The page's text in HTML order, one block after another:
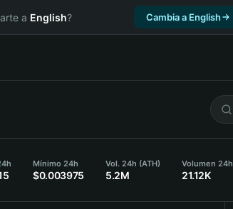
a English? Cambia a English
Mínimo 24h
$0.003975
Vol. 24h (ATH)
5.2M
Volumen 24h
21.12K